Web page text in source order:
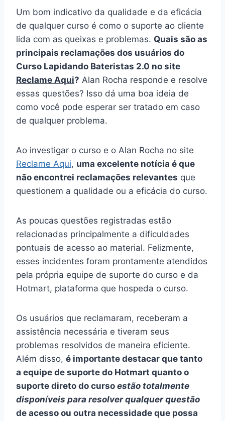
Um bom indicativo da qualidade e da eficácia
de qualquer curso é como o suporte ao cliente
lida com as queixas e problemas. Quais são as
principais reclamações dos usuários do
Curso Lapidando Bateristas 2.0 no site
Reclame Aqui? Alan Rocha responde e resolve
essas questões? Isso dá uma boa ideia de
como você pode esperar ser tratado em caso
de qualquer problema.
Ao investigar o curso e o Alan Rocha no site
Reclame Aqui, uma excelente notícia é que
não encontrei reclamações relevantes que
questionem a qualidade ou a eficácia do curso.
As poucas questões registradas estão
relacionadas principalmente a dificuldades
pontuais de acesso ao material. Felizmente,
esses incidentes foram prontamente atendidos
pela própria equipe de suporte do curso e da
Hotmart, plataforma que hospeda o curso.
Os usuários que reclamaram, receberam a
assistência necessária e tiveram seus
problemas resolvidos de maneira eficiente.
Além disso, é importante destacar que tanto
a equipe de suporte do Hotmart quanto o
suporte direto do curso estão totalmente
disponíveis para resolver qualquer questão
de acesso ou outra necessidade que possa